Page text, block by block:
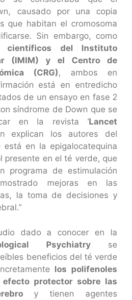
causado por una copia
que habitan el cromosoma
Sin embargo, como
del Instituto
(IMIM) y el Centro de
(CRG), ambos en
está en entredicho
de un ensayo en fase 2
síndrome de Down que se
en la revista ‘Lancet
explican los autores del
está en la epigalocatequina
presente en el té verde, que
programa de estimulación
mejoras en las
la toma de decisiones y
dado a conocer en la
Psychiatryse
beneficios del té verde
los polifenoles
protector sobre las
y tienen agentes